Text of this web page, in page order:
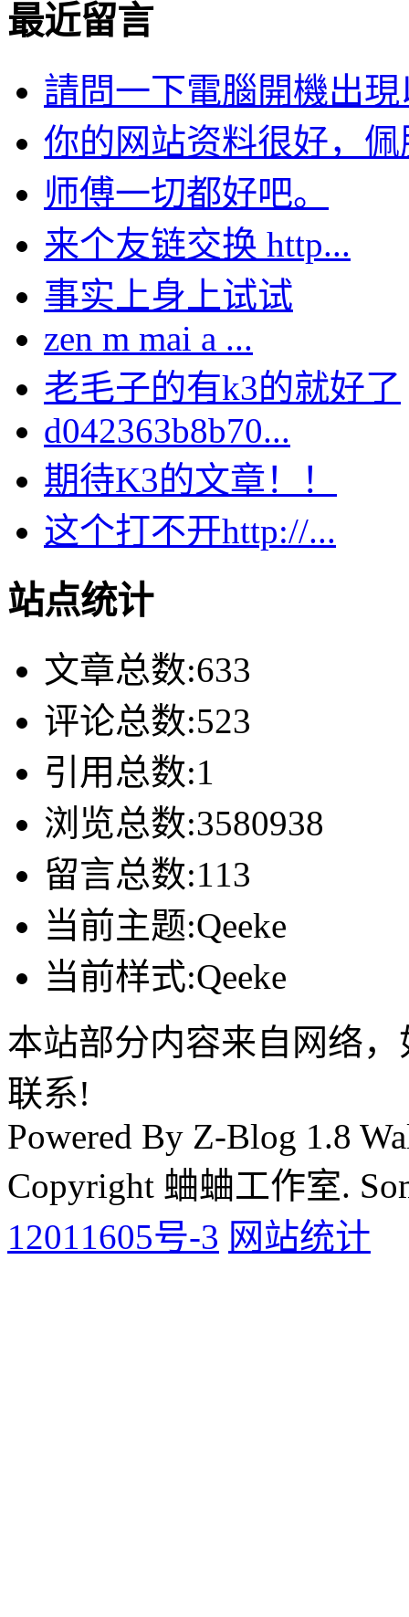
最近留言
請問一下電腦開機出現
你的网站资料很好，佩
师傅一切都好吧。
来个友链交换 http...
事实上身上试试
zen m mai a ...
老毛子的有k3的就好了
d042363b8b70...
期待K3的文章！！
这个打不开http://...
站点统计
文章总数:633
评论总数:523
引用总数:1
浏览总数:3580938
留言总数:113
当前主题:Qeeke
当前样式:Qeeke
本站部分内容来自网络
联系!
Powered By Z-Blog 1.8
Copyright 蛐蛐工作室.
12011605号-3 网站统计